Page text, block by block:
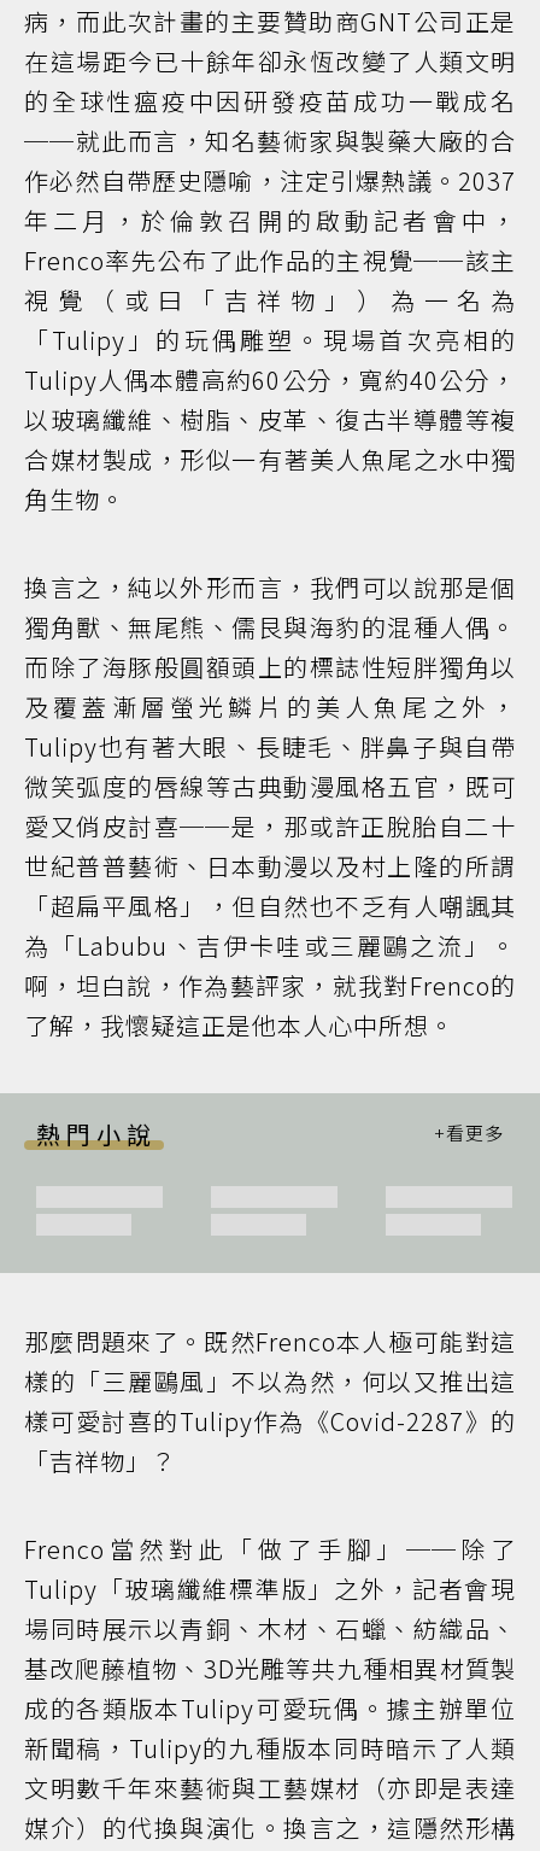
病，而此次計畫的主要贊助商GNT公司正是
在這場距今已十餘年卻永恆改變了人類文明
的全球性瘟疫中因研發疫苗成功一戰成名
──就此而言，知名藝術家與製藥大廠的合
作必然自帶歷史隱喻，注定引爆熱議。2037
年二月，於倫敦召開的啟動記者會中，
Frenco率先公布了此作品的主視覺──該主
視覺（或曰「吉祥物」）為一名為
「Tulipy」的玩偶雕塑。現場首次亮相的
Tulipy人偶本體高約60公分，寬約40公分，
以玻璃纖維、樹脂、皮革、復古半導體等複
合媒材製成，形似一有著美人魚尾之水中獨
角生物。
換言之，純以外形而言，我們可以說那是個
獨角獸、無尾熊、儒艮與海豹的混種人偶。
而除了海豚般圓額頭上的標誌性短胖獨角以
及覆蓋漸層螢光鱗片的美人魚尾之外，
Tulipy也有著大眼、長睫毛、胖鼻子與自帶
微笑弧度的唇線等古典動漫風格五官，既可
愛又俏皮討喜──是，那或許正脫胎自二十
世紀普普藝術、日本動漫以及村上隆的所謂
「超扁平風格」，但自然也不乏有人嘲諷其
為「Labubu、吉伊卡哇或三麗鷗之流」。
啊，坦白說，作為藝評家，就我對Frenco的
了解，我懷疑這正是他本人心中所想。
熱門小說
那麼問題來了。既然Frenco本人極可能對這
樣的「三麗鷗風」不以為然，何以又推出這
樣可愛討喜的Tulipy作為《Covid-2287》的
「吉祥物」？
Frenco當然對此「做了手腳」──除了
Tulipy「玻璃纖維標準版」之外，記者會現
場同時展示以青銅、木材、石蠟、紡織品、
基改爬藤植物、3D光雕等共九種相異材質製
成的各類版本Tulipy可愛玩偶。據主辦單位
新聞稿，Tulipy的九種版本同時暗示了人類
文明數千年來藝術與工藝媒材（亦即是表達
媒介）的代換與演化。換言之，這隱然形構